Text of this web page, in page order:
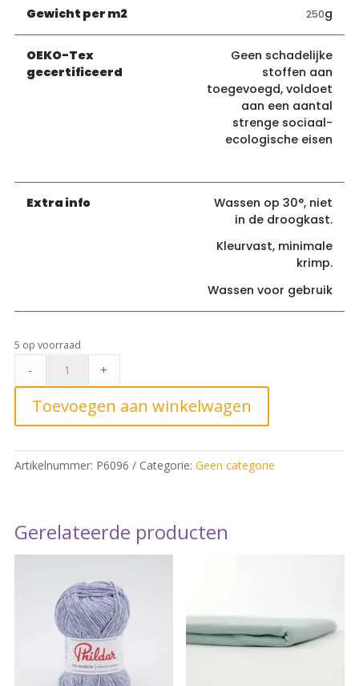
Gewicht per m2 250g
OEKO-Tex
gecertificeerd
Geen schadelijke
stoffen aan
toegevoegd, voldoet
aan een aantal
strenge sociaal-
ecologische eisen
Extra info
Wassen op 30°, niet
in de droogkast.
Kleurvast, minimale
krimp.
Wassen voor gebruik
5 op voorraad
terry
fenugreek
- +
Toevoegen aan winkelwagen
Artikelnummer: P6096 Categorie: Geen categorie
Gerelateerde producten